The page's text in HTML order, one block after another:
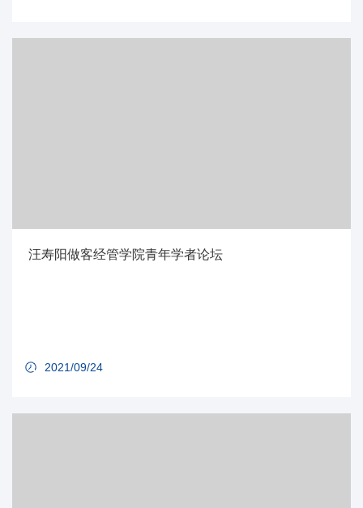
汪寿阳做客经管学院青年学者论坛
2021/09/24